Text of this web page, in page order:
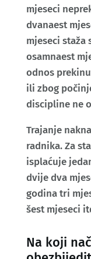
mjeseci
dvanaest
mjeseci
osamnaest
odnos
ili zbog
discipline ne
Trajanje
radnika. Za
isplaćuje
dvije dva
godina tri
šest mjeseci
Na koji